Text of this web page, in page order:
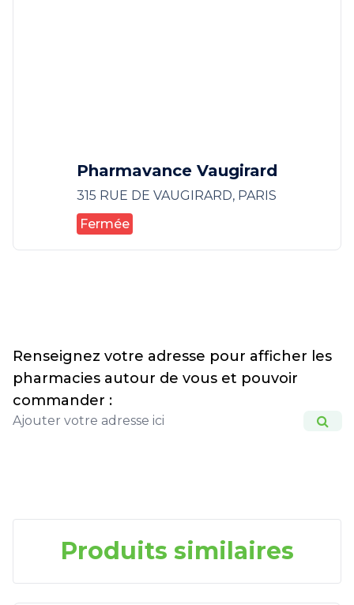
Pharmavance Vaugirard
315 RUE DE VAUGIRARD, PARIS
Fermée
Renseignez votre adresse pour afficher les
pharmacies autour de vous et pouvoir
commander :
Produits similaires